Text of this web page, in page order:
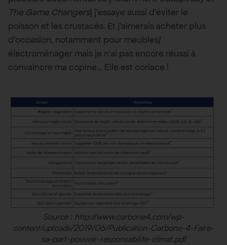
The Game Changers) j’essaye aussi d’éviter le
poisson et les crustacés. Et j’aimerais acheter plus
d’occasion, notamment pour meubles/
électroménager mais je n’ai pas encore réussi à
convaincre ma copine… Elle est coriace !
Source : http://www.carbone4.com/wp-
content/uploads/2019/06/Publication-Carbone-4-Faire-
sa-part-pouvoir-responsabilite-climat.pdf